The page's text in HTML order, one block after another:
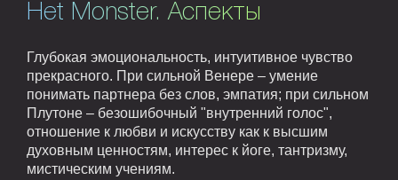
Het Monster. Аспекты
Глубокая эмоциональность, интуитивное чувство
прекрасного. При сильной Венере – умение
понимать партнера без слов, эмпатия; при сильном
Плутоне – безошибочный "внутренний голос",
отношение к любви и искусству как к высшим
духовным ценностям, интерес к йоге, тантризму,
мистическим учениям.